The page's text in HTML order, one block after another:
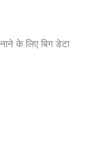
के लिए बिग डेटा